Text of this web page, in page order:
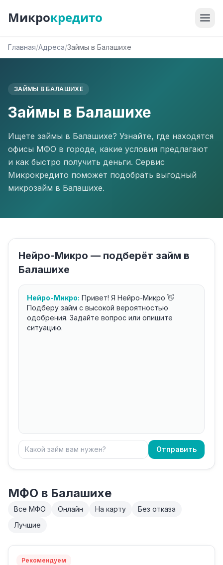
Микрокредито
Главная/Адреса/Займы в Балашихе
ЗАЙМЫ В БАЛАШИХЕ
Займы в Балашихе
Ищете займы в Балашихе? Узнайте, где находятся
офисы МФО в городе, какие условия предлагают
и как быстро получить деньги. Сервис
Микрокредито поможет подобрать выгодный
микрозайм в Балашихе.
Нейро-Микро — подберёт займ в
Балашихе
Нейро-Микро: Привет! Я Нейро-Микро 👋
Подберу займ с высокой вероятностью
одобрения. Задайте вопрос или опишите
ситуацию.
Отправить
МФО в Балашихе
Все МФО Онлайн На карту
Без отказа
Лучшие
Рекомендуем